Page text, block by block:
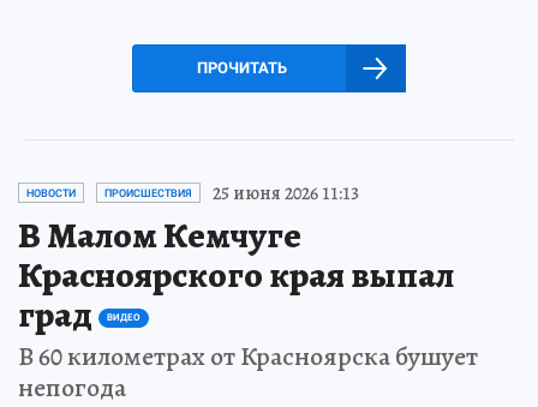
ПРОЧИТАТЬ
НОВОСТИ ПРОИСШЕСТВИЯ 25 июня 2026 11:13
В Малом Кемчуге
Красноярского края выпал
град
ВИДЕО
В 60 километрах от Красноярска бушует
непогода